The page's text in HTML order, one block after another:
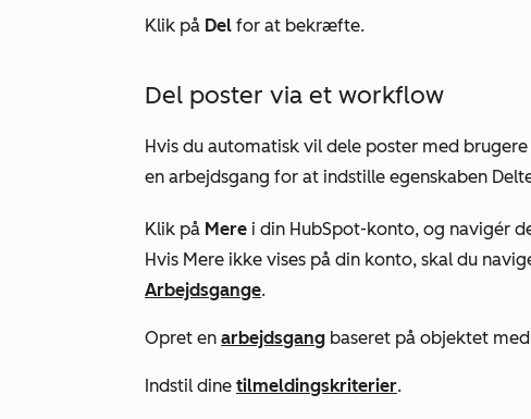
Klik på Del for at bekræfte.
Del poster via et workflow
Hvis du automatisk vil dele poster med
en arbejdsgang for at indstille egenskaben
Klik på Mere i din HubSpot-konto, og navigér
Hvis Mere ikke vises på din konto, skal du
Arbejdsgange.
Opret en arbejdsgang baseret på objektet
Indstil dine tilmeldingskriterier.